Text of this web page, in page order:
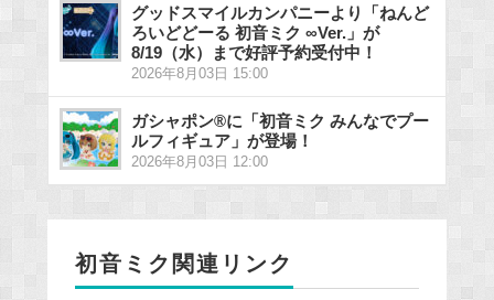
グッドスマイルカンパニーより「ねんど
ろいどどーる 初音ミク ∞Ver.」が
8/19（水）まで好評予約受付中！
2026年8月03日 15:00
ガシャポン®に「初音ミク みんなでプー
ルフィギュア」が登場！
2026年8月03日 12:00
初音ミク関連リンク